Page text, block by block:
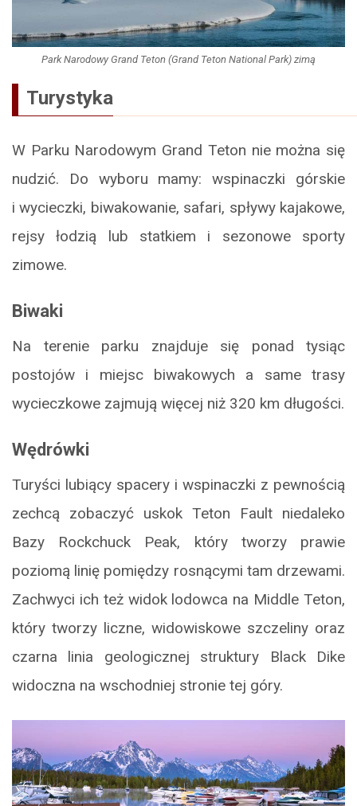
Park Narodowy Grand Teton (Grand Teton National Park) zimą
Turystyka
W Parku Narodowym Grand Teton nie można się
nudzić. Do wyboru mamy: wspinaczki górskie
i wycieczki, biwakowanie, safari, spływy kajakowe,
rejsy łodzią lub statkiem i sezonowe sporty
zimowe.
Biwaki
Na terenie parku znajduje się ponad tysiąc
postojów i miejsc biwakowych a same trasy
wycieczkowe zajmują więcej niż 320 km długości.
Wędrówki
Turyści lubiący spacery i wspinaczki z pewnością
zechcą zobaczyć uskok Teton Fault niedaleko
Bazy Rockchuck Peak, który tworzy prawie
poziomą linię pomiędzy rosnącymi tam drzewami.
Zachwyci ich też widok lodowca na Middle Teton,
który tworzy liczne, widowiskowe szczeliny oraz
czarna linia geologicznej struktury Black Dike
widoczna na wschodniej stronie tej góry.